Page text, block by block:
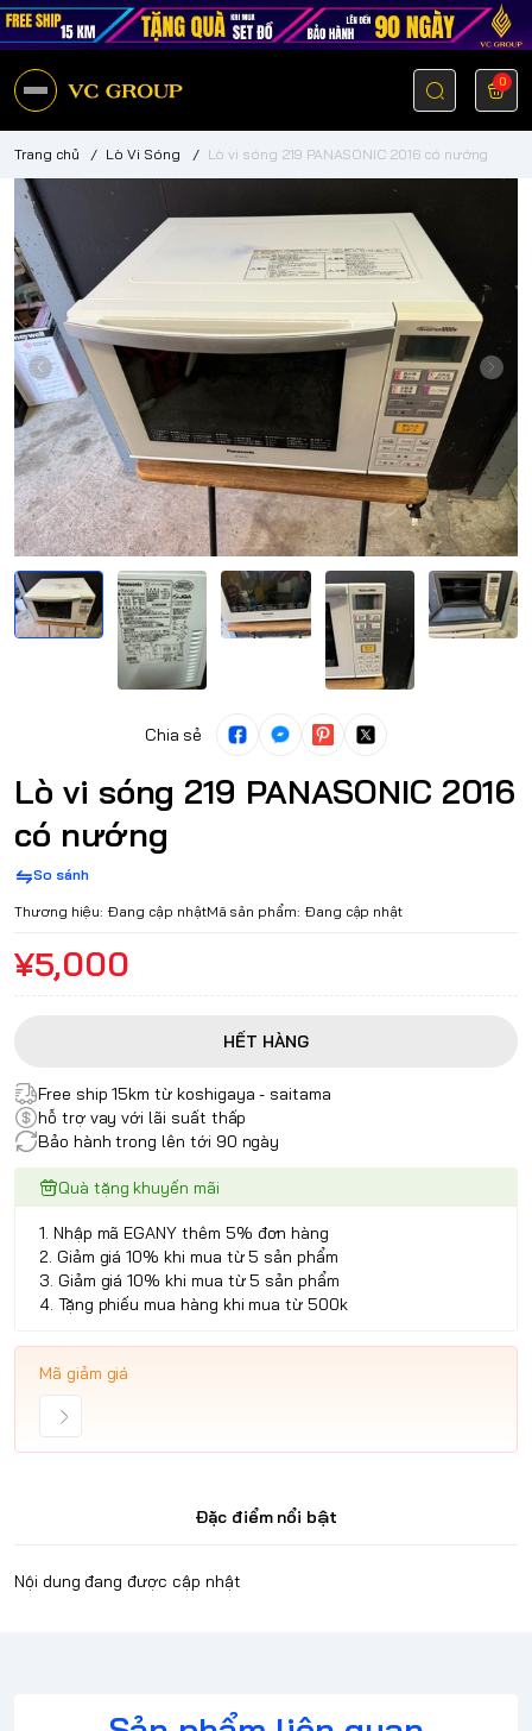
0
Trang chủ / Lò Vi Sóng / Lò vi sóng 219 PANASONIC 2016 có nướng
Chia sẻ
Lò vi sóng 219 PANASONIC 2016
có nướng
So sánh
Thương hiệu: Đang cập nhậtMã sản phẩm: Đang cập nhật
¥5,000
HẾT HÀNG
Free ship 15km từ koshigaya - saitama
hỗ trợ vay với lãi suất thấp
Bảo hành trong lên tới 90 ngày
Quà tặng khuyến mãi
1. Nhập mã EGANY thêm 5% đơn hàng
2. Giảm giá 10% khi mua từ 5 sản phẩm
3. Giảm giá 10% khi mua từ 5 sản phẩm
4. Tặng phiếu mua hàng khi mua từ 500k
Mã giảm giá
Đặc điểm nổi bật
Nội dung đang được cập nhật